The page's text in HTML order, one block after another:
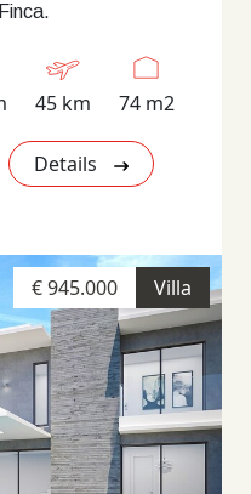
45 km 74 m2
Details
Villa
€ 945.000